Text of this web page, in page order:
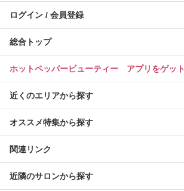
ログイン / 会員登録
総合トップ
ホットペッパービューティー アプリをゲット
近くのエリアから探す
オススメ特集から探す
関連リンク
近隣のサロンから探す